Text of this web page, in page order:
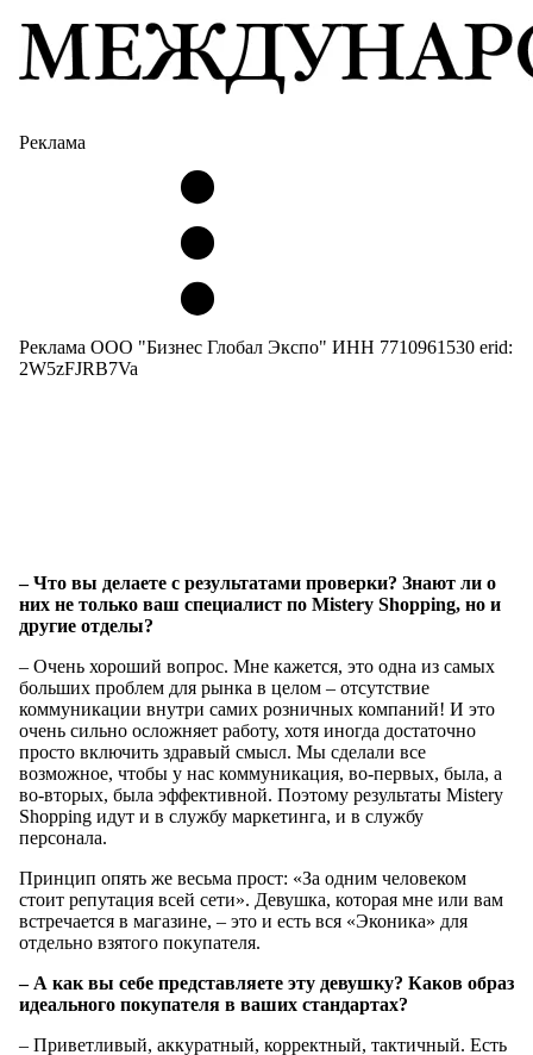
Реклама
Реклама ООО "Бизнес Глобал Экспо" ИНН 7710961530 erid:
2W5zFJRB7Va
– Что вы делаете с результатами проверки? Знают ли о
них не только ваш специалист по Mistery Shopping, но и
другие отделы?
– Очень хороший вопрос. Мне кажется, это одна из самых
больших проблем для рынка в целом – отсутствие
коммуникации внутри самих розничных компаний! И это
очень сильно осложняет работу, хотя иногда достаточно
просто включить здравый смысл. Мы сделали все
возможное, чтобы у нас коммуникация, во-первых, была, а
во-вторых, была эффективной. Поэтому результаты Mistery
Shopping идут и в службу маркетинга, и в службу
персонала.
Принцип опять же весьма прост: «За одним человеком
стоит репутация всей сети». Девушка, которая мне или вам
встречается в магазине, – это и есть вся «Эконика» для
отдельно взятого покупателя.
– А как вы себе представляете эту девушку? Каков образ
идеального покупателя в ваших стандартах?
– Приветливый, аккуратный, корректный, тактичный. Есть